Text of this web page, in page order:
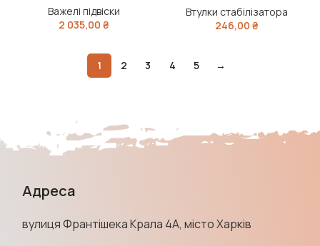
Важелі підвіски
2 035,00 ₴
Втулки стабілізатора
246,00 ₴
1 2 3 4 5 →
Адреса
вулиця Франтішека Крала 4А, місто Харків